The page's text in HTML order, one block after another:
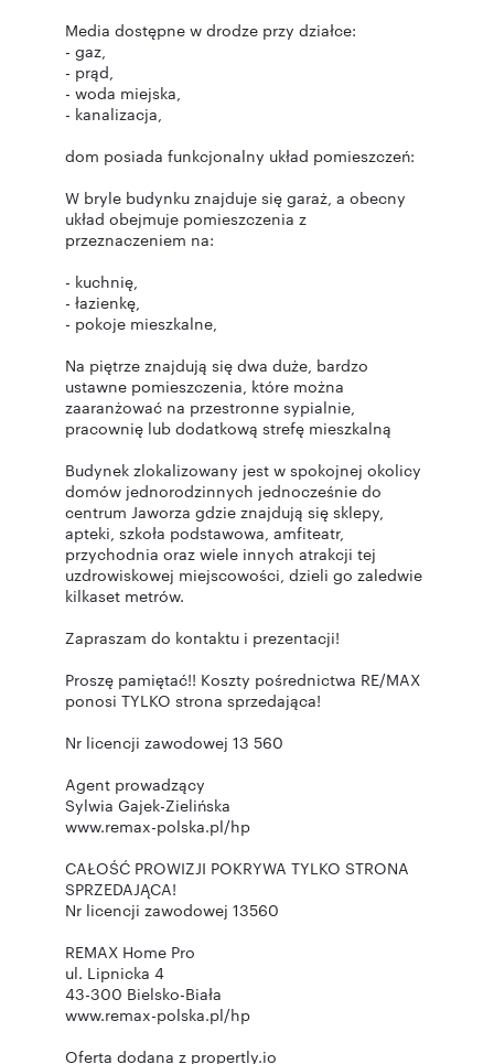
Media dostępne w drodze przy działce:
- gaz,
- prąd,
- woda miejska,
- kanalizacja,
dom posiada funkcjonalny układ pomieszczeń:
W bryle budynku znajduje się garaż, a obecny
układ obejmuje pomieszczenia z
przeznaczeniem na:
- kuchnię,
- łazienkę,
- pokoje mieszkalne,
Na piętrze znajdują się dwa duże, bardzo
ustawne pomieszczenia, które można
zaaranżować na przestronne sypialnie,
pracownię lub dodatkową strefę mieszkalną
Budynek zlokalizowany jest w spokojnej okolicy
domów jednorodzinnych jednocześnie do
centrum Jaworza gdzie znajdują się sklepy,
apteki, szkoła podstawowa, amfiteatr,
przychodnia oraz wiele innych atrakcji tej
uzdrowiskowej miejscowości, dzieli go zaledwie
kilkaset metrów.
Zapraszam do kontaktu i prezentacji!
Proszę pamiętać!! Koszty pośrednictwa RE/MAX
ponosi TYLKO strona sprzedająca!
Nr licencji zawodowej 13 560
Agent prowadzący
Sylwia Gajek-Zielińska
www.remax-polska.pl/hp
CAŁOŚĆ PROWIZJI POKRYWA TYLKO STRONA
SPRZEDAJĄCA!
Nr licencji zawodowej 13560
REMAX Home Pro
ul. Lipnicka 4
43-300 Bielsko-Biała
www.remax-polska.pl/hp
Oferta dodana z propertly.io